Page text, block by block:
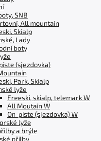
SNB
All mountain
Skialp
Lady
boty
(sjezdovka)
Park, Skialp
lyže
Freeski, skialp, telemark W
All Moutain W
On-piste (sjezdovka) W
lyže
a brýle
přilby